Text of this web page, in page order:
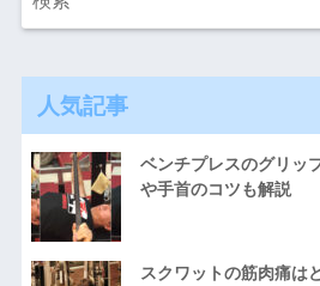
人気記事
ベンチプレスのグリッ
や手首のコツも解説
スクワットの筋肉痛は